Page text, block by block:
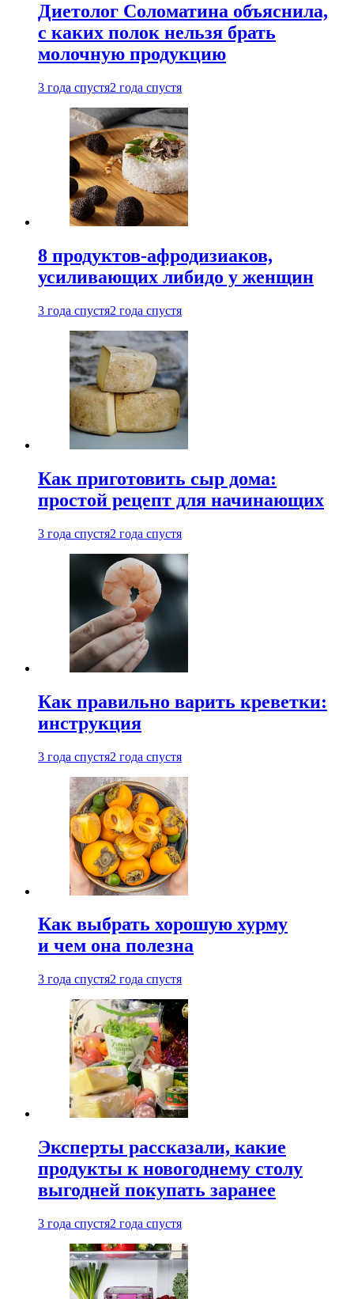
Диетолог Соломатина объяснила,
с каких полок нельзя брать
молочную продукцию
3 года спустя2 года спустя
8 продуктов-афродизиаков,
усиливающих либидо у женщин
3 года спустя2 года спустя
Как приготовить сыр дома:
простой рецепт для начинающих
3 года спустя2 года спустя
Как правильно варить креветки:
инструкция
3 года спустя2 года спустя
Как выбрать хорошую хурму
и чем она полезна
3 года спустя2 года спустя
Эксперты рассказали, какие
продукты к новогоднему столу
выгодней покупать заранее
3 года спустя2 года спустя